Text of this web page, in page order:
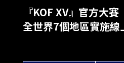
『KOF XV』官方大
全世界7個地區實施